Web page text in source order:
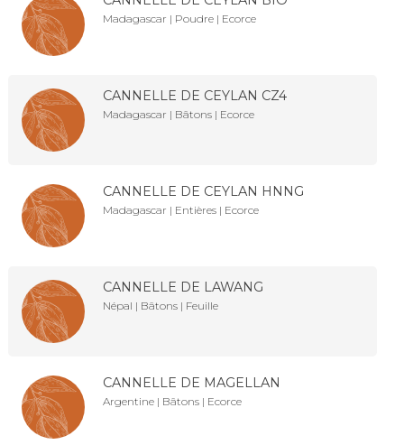
Madagascar | Poudre | Ecorce
CANNELLE DE CEYLAN CZ4
Madagascar | Bâtons | Ecorce
CANNELLE DE CEYLAN HNNG
Madagascar | Entières | Ecorce
CANNELLE DE LAWANG
Népal | Bâtons | Feuille
CANNELLE DE MAGELLAN
Argentine | Bâtons | Ecorce